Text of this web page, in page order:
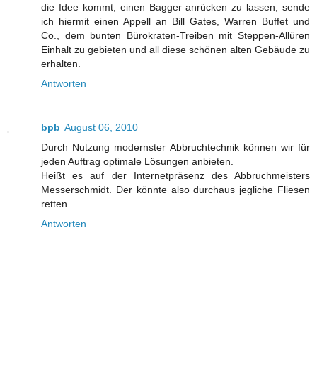
die Idee kommt, einen Bagger anrücken zu lassen, sende
ich hiermit einen Appell an Bill Gates, Warren Buffet und
Co., dem bunten Bürokraten-Treiben mit Steppen-Allüren
Einhalt zu gebieten und all diese schönen alten Gebäude zu
erhalten.
Antworten
bpb August 06, 2010
Durch Nutzung modernster Abbruchtechnik können wir für
jeden Auftrag optimale Lösungen anbieten.
Heißt es auf der Internetpräsenz des Abbruchmeisters
Messerschmidt. Der könnte also durchaus jegliche Fliesen
retten...
Antworten